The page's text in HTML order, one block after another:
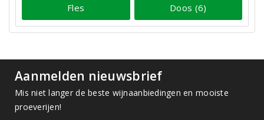
Fles Doos (6)
Aanmelden nieuwsbrief
Mis niet langer de beste wijnaanbiedingen en mooiste
proeverijen!